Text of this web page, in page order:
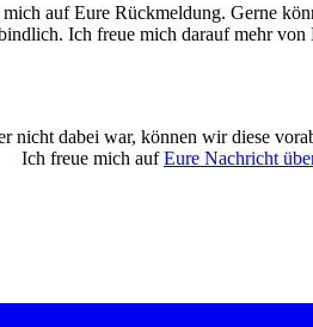
auf Eure Rückmeldung. Gerne
Ich freue mich darauf mehr
nicht dabei war, können wir diese
Ich freue mich aufEure Nachricht